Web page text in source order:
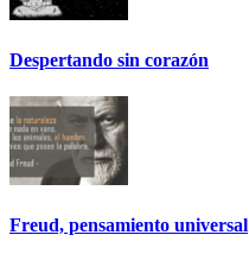
Despertando sin corazón
Freud, pensamiento universal